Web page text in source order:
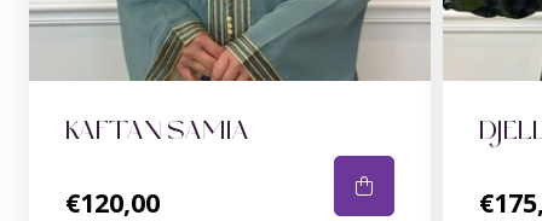
KAFTAN SAMIA
€120,00